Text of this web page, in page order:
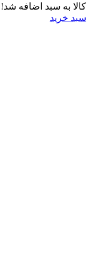
کالا به سبد اضافه شد!
سبد خرید